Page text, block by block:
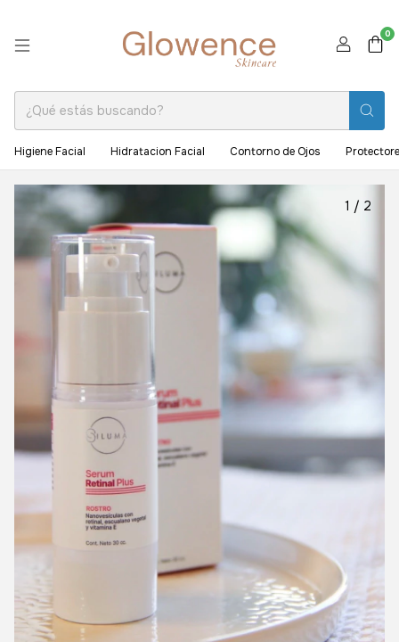
0
Higiene Facial Hidratacion Facial Contorno de Ojos
1 / 2